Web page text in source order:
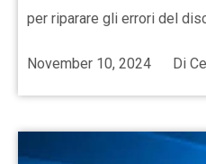
per riparare gli errori del
November 10, 2024 Di